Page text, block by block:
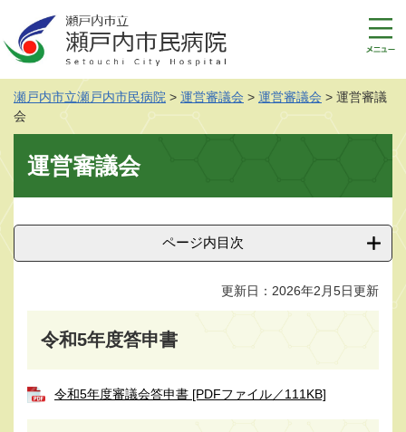
ジ
ュ
瀬戸内市立瀬戸内市民病院 > 運営審議会 > 運営審議会 > 運営審議
会
運営審議会
ページ内目次
更新日：2026年2月5日更新
令和5年度答申書
令和5年度審議会答申書 [PDFファイル／111KB]